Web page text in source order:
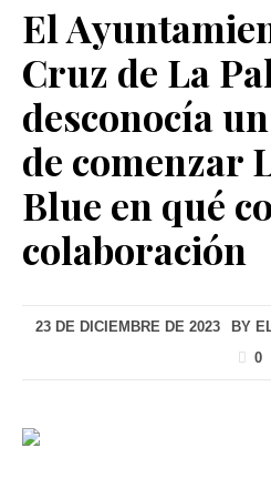
El
Cruz de La
desconocía
de comenzar
Blue en qué
colaboración
23 DE DICIEMBRE DE 2023 BY
0